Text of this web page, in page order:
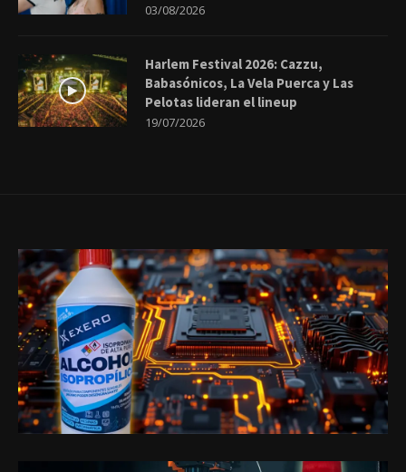
03/08/2026
Harlem Festival 2026: Cazzu,
Babasónicos, La Vela Puerca y Las
Pelotas lideran el lineup
19/07/2026